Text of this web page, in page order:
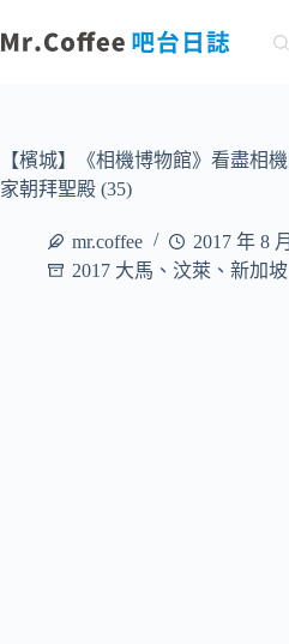
至
容【檳城】《相機博物館》看盡相
家朝拜聖殿 (35)
mr.coffee
2017 年 8
2017 大馬、汶萊、新加坡